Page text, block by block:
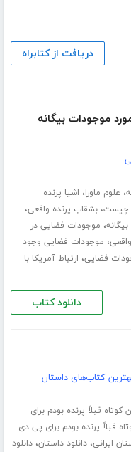
دریافت از کتابراه
موجودات بیگانه
، علوم ماورا، اشیا پرنده
چیست،بشقاب پرنده واقعی،
، موجودات فضایی در
، موجودات فضایی وجود
فضایی، ارتباط آمریکا با
دانلود کتاب
بهترین کتاب‌های داستان
کوتاه قبلاً پرنده بودم برای
قبلاً پرنده بودم برای پی دی
ایرانی،دانلود داستان،دانلود